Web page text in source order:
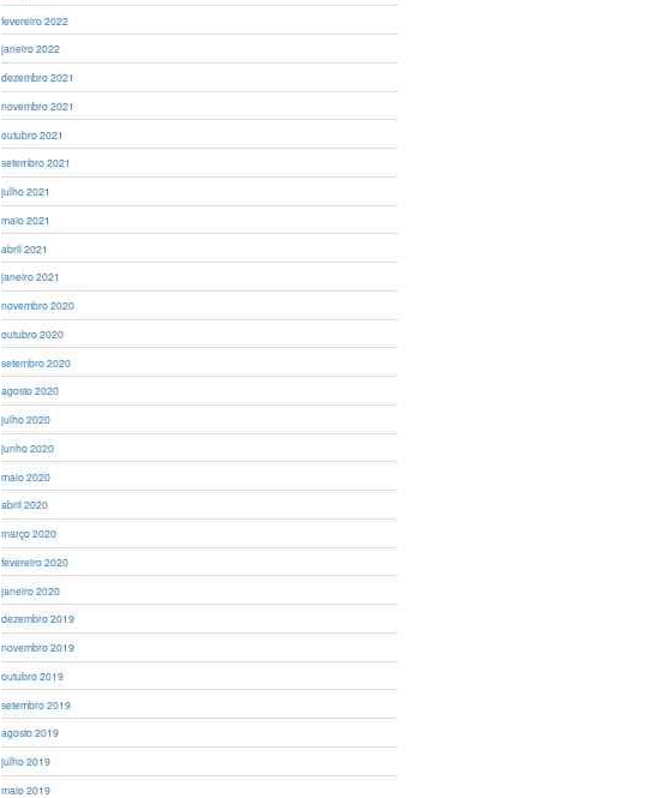
fevereiro 2022
janeiro 2022
dezembro 2021
novembro 2021
outubro 2021
setembro 2021
julho 2021
maio 2021
abril 2021
janeiro 2021
novembro 2020
outubro 2020
setembro 2020
agosto 2020
julho 2020
junho 2020
maio 2020
abril 2020
março 2020
fevereiro 2020
janeiro 2020
dezembro 2019
novembro 2019
outubro 2019
setembro 2019
agosto 2019
julho 2019
maio 2019